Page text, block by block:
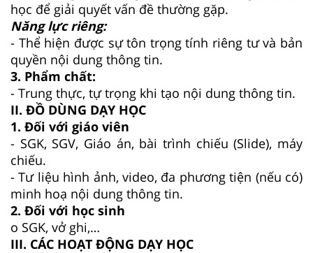
học để giải quyết vấn đề thường gặp.
Năng lực riêng:
- Thể hiện được sự tôn trọng tính riêng tư và bản
quyền nội dung thông tin.
3. Phẩm chất:
- Trung thực, tự trọng khi tạo nội dung thông tin.
II. ĐỒ DÙNG DẠY HỌC
1. Đối với giáo viên
- SGK, SGV, Giáo án, bài trình chiếu (Slide), máy
chiếu.
- Tư liệu hình ảnh, video, đa phương tiện (nếu có)
minh hoạ nội dung thông tin.
2. Đối với học sinh
o SGK, vở ghi,…
III. CÁC HOẠT ĐỘNG DẠY HỌC